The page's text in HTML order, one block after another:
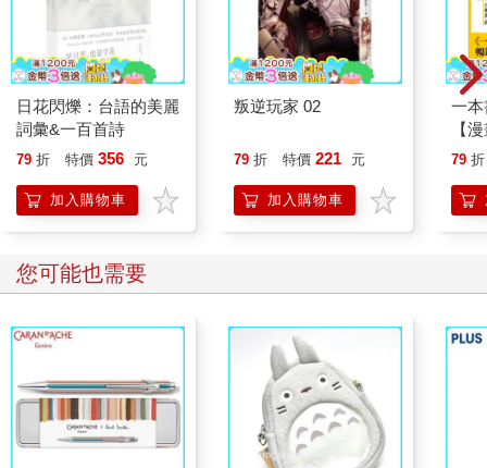
日花閃爍：台語的美麗
詞彙&一百首詩
79 折 特價 356 元
加入購物車
叛逆玩家 02
79 折 特價 221 元
加入購物車
一
【
行
「
學方
79 折
您可能也需要